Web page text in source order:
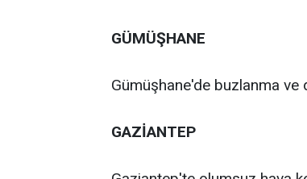
GÜMÜŞHANE
Gümüşhane'de buzlanma ve
GAZİANTEP